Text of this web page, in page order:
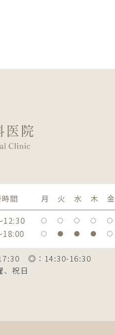
間 月 火 水 木 金
12:30
〇 〇 〇 〇 〇
18:00 〇 ● ● ● 〇
17:30 ◎：14:30-16:30
、祝日